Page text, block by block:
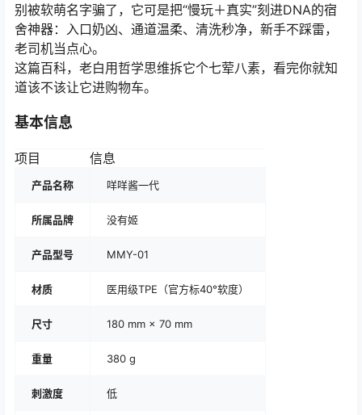
别被软萌名字骗了，它可是把“慢玩＋真实”刻进DNA的宿
舍神器：入口奶凶、通道温柔、清洗秒净，新手不踩雷，
老司机当点心。
这篇百科，老白用哲学思维拆它个七荤八素，看完你就知
道该不该让它进购物车。
基本信息
项目 信息
产品名称 咩咩酱一代
所属品牌 没有姬
产品型号 MMY-01
材质 医用级TPE（官方标40°软度）
尺寸 180 mm × 70 mm
重量 380 g
刺激度 低